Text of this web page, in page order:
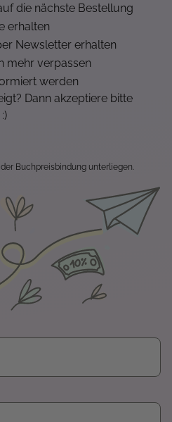
die nächste Bestellung
erhalten
Newsletter erhalten
mehr verpassen
werden
Dann akzeptiere bitte
Buchpreisbindung unterliegen.